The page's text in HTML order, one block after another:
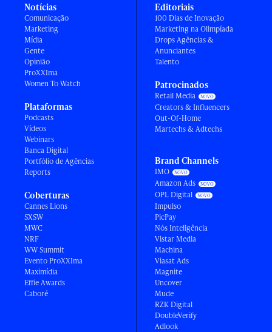
Notícias
Comunicação
Marketing
Mídia
Gente
Opinião
ProXXIma
Women To Watch
Plataformas
Podcasts
Vídeos
Webinars
Banca Digital
Portfólio de Agências
Reports
Coberturas
Cannes Lions
SXSW
MWC
NRF
WW Summit
Evento ProXXIma
Maximídia
Effie Awards
Caboré
Editoriais
100 Dias de Inovação
Marketing na Olimpíada
Drops Agências &
Anunciantes
Talento
Patrocinados
Retail Media
Creators & Influencers
Out-Of-Home
Martechs & Adtechs
Brand Channels
IMO
Amazon Ads
OPL Digital
Impulso
PicPay
Nós Inteligência
Vistar Media
Machina
Viasat Ads
Magnite
Uncover
Mude
RZK Digital
DoubleVerify
Adlook